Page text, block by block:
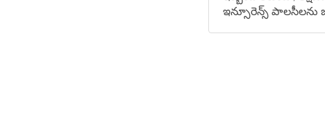
ఇన్సూరెన్స్ పాలసీలను